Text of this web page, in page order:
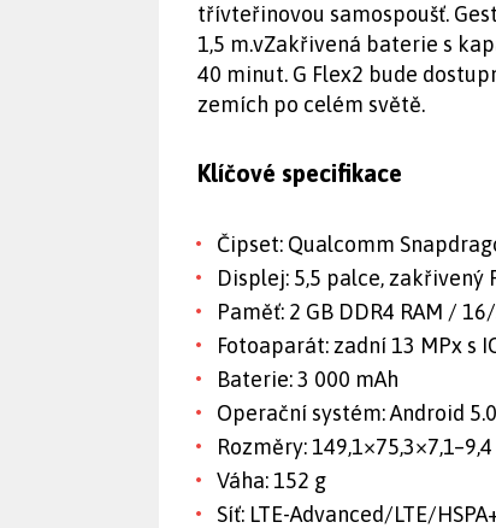
třívteřinovou samospoušť.
1,5 m.vZakřivená baterie s
40 minut. G Flex2 bude
zemích po celém světě.
Klíčové specifikace
Čipset: Qualcomm
Displej: 5,5 palce, zakřivený
Paměť: 2 GB DDR4 RAM /
Fotoaparát: zadní 13 MPx s
Baterie: 3 000 mAh
Operační systém: Android
Rozměry:
Váha: 152 g
Síť: LTE-Advanced/LTE/